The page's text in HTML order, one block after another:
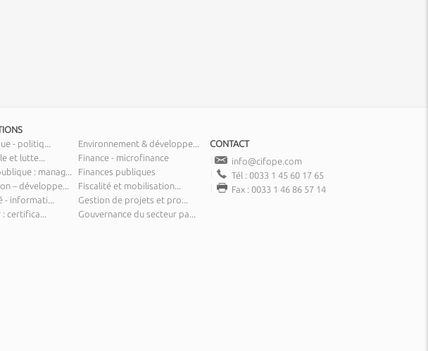
- politiq...
et lutte...
: manag...
– développe...
- informati...
certifica...
Environnement & développe...
Finance - microfinance
Finances publiques
Fiscalité et mobilisation...
Gestion de projets et pro...
Gouvernance du secteur pa...
CONTACT
info@cifope.com
Tél : 0033 1 45 60 17 65
Fax : 0033 1 46 86 57 14